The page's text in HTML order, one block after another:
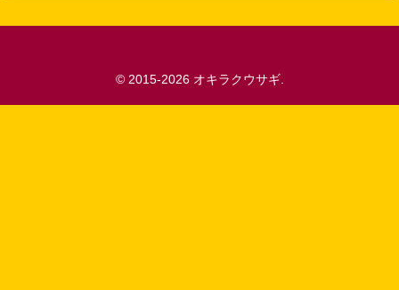
© 2015-2026 オキラクウサギ.